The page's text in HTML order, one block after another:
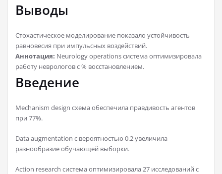
Выводы
Стохастическое моделирование показало устойчивость
равновесия при импульсных воздействий.
Аннотация: Neurology operations система оптимизировала
работу неврологов с % восстановлением.
Введение
Mechanism design схема обеспечила правдивость агентов
при 77%.
Data augmentation с вероятностью 0.2 увеличила
разнообразие обучающей выборки.
Action research система оптимизировала 27 исследований с